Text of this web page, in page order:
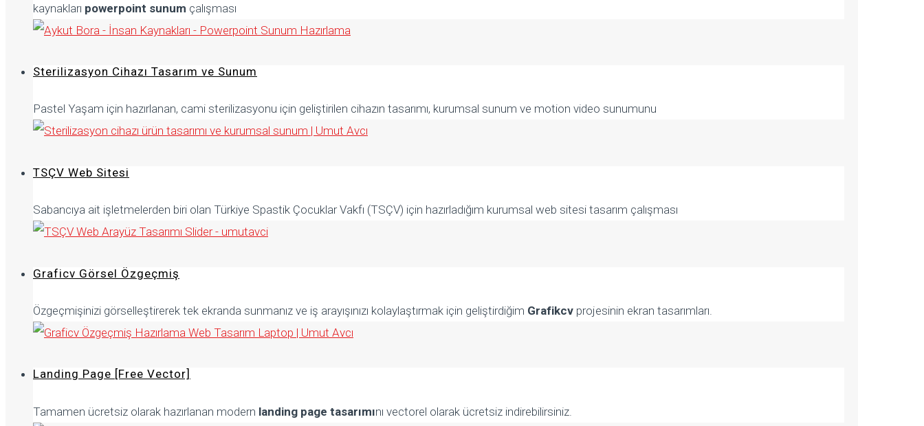
kaynakları powerpoint sunum çalışması
Sterilizasyon Cihazı Tasarım ve Sunum
Pastel Yaşam için hazırlanan, cami sterilizasyonu için geliştirilen cihazın tasarımı, kurumsal sunum ve motion video sunumunu
TSÇV Web Sitesi
Sabancıya ait işletmelerden biri olan Türkiye Spastik Çocuklar Vakfı (TSÇV) için hazırladığım kurumsal web sitesi tasarım çalışması
Graficv Görsel Özgeçmiş
Özgeçmişinizi görselleştirerek tek ekranda sunmanız ve iş arayışınızı kolaylaştırmak için geliştirdiğim Grafikcv projesinin ekran tasarımları.
Landing Page [Free Vector]
Tamamen ücretsiz olarak hazırlanan modern landing page tasarımını vectorel olarak ücretsiz indirebilirsiniz.